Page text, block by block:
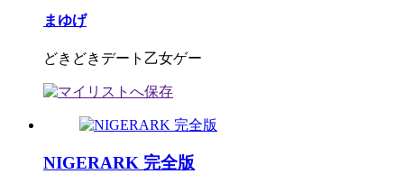
まゆげ
どきどきデート乙女ゲー
NIGERARK 完全版